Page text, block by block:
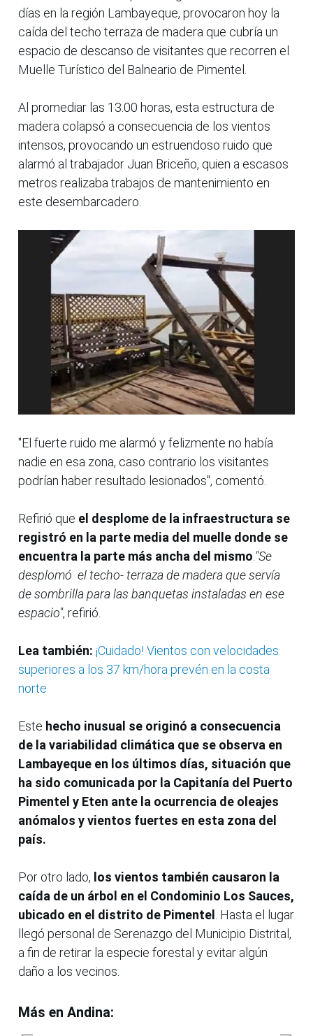
días en la región Lambayeque, provocaron hoy la
caída del techo terraza de madera que cubría un
espacio de descanso de visitantes que recorren el
Muelle Turístico del Balneario de Pimentel.
Al promediar las 13.00 horas, esta estructura de
madera colapsó a consecuencia de los vientos
intensos, provocando un estruendoso ruido que
alarmó al trabajador Juan Briceño, quien a escasos
metros realizaba trabajos de mantenimiento en
este desembarcadero.
"El fuerte ruido me alarmó y felizmente no había
nadie en esa zona, caso contrario los visitantes
podrían haber resultado lesionados", comentó.
Refirió que el desplome de la infraestructura se
registró en la parte media del muelle donde se
encuentra la parte más ancha del mismo."Se
desplomó el techo- terraza de madera que servía
de sombrilla para las banquetas instaladas en ese
espacio", refirió.
Lea también: ¡Cuidado! Vientos con velocidades
superiores a los 37 km/hora prevén en la costa
norte
Este hecho inusual se originó a consecuencia
de la variabilidad climática que se observa en
Lambayeque en los últimos días, situación que
ha sido comunicada por la Capitanía del Puerto
Pimentel y Eten ante la ocurrencia de oleajes
anómalos y vientos fuertes en esta zona del
país.
Por otro lado, los vientos también causaron la
caída de un árbol en el Condominio Los Sauces,
ubicado en el distrito de Pimentel . Hasta el lugar
llegó personal de Serenazgo del Municipio Distrital,
a fin de retirar la especie forestal y evitar algún
daño a los vecinos.
Más en Andina: